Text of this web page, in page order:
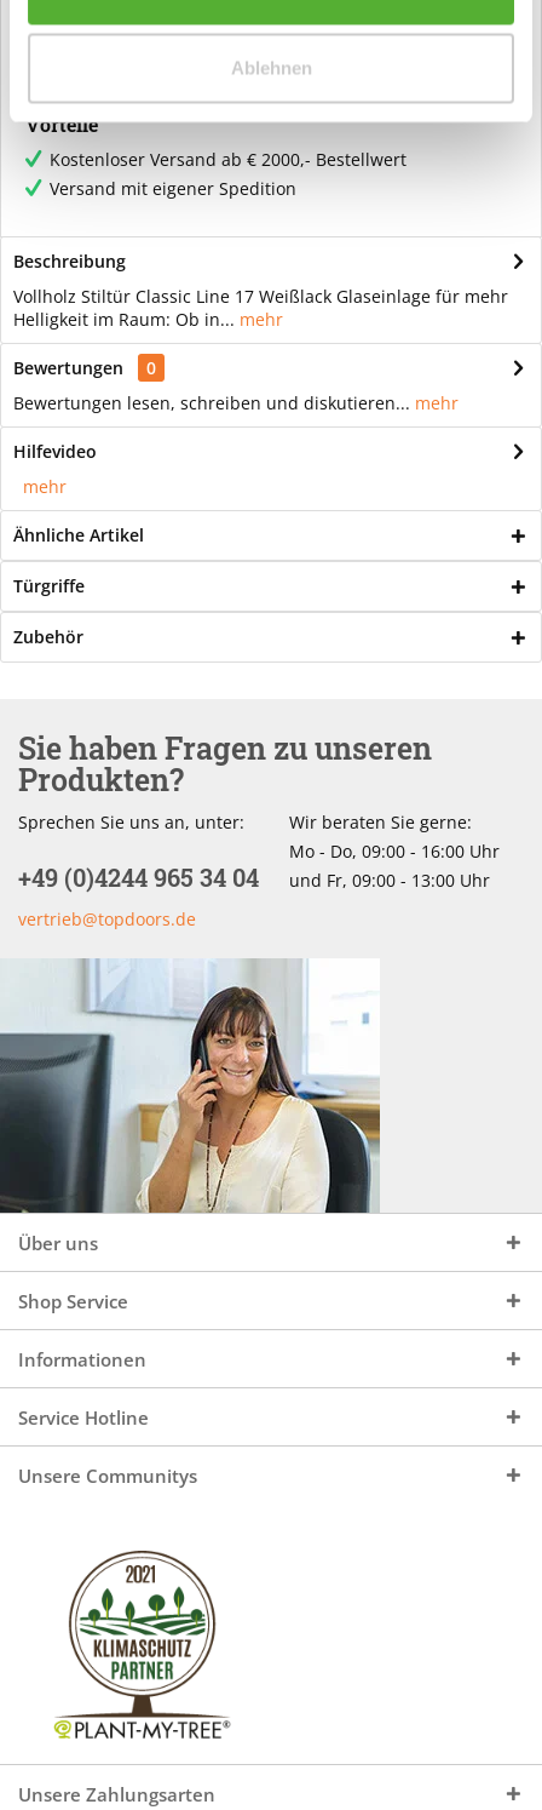
Ablehnen
kundenspezifische Anfertigung vom
ausgeschlossen.
Vorteile
Kostenloser Versand ab € 2000,- Bestellwert
Versand mit eigener Spedition
Beschreibung
Vollholz Stiltür Classic Line 17 Weißlack Glaseinlage für mehr
Helligkeit im Raum: Ob in... mehr
Bewertungen
0
Bewertungen lesen, schreiben und diskutieren... mehr
Hilfevideo
mehr
Ähnliche Artikel
Türgriffe
Zubehör
Sie haben Fragen zu unseren
Produkten?
Sprechen Sie uns an, unter:
+49 (0)4244 965 34 04
vertrieb@topdoors.de
Wir beraten Sie gerne:
Mo - Do, 09:00 - 16:00 Uhr
und Fr, 09:00 - 13:00 Uhr
Über uns
Shop Service
Informationen
Service Hotline
Unsere Communitys
Unsere Zahlungsarten